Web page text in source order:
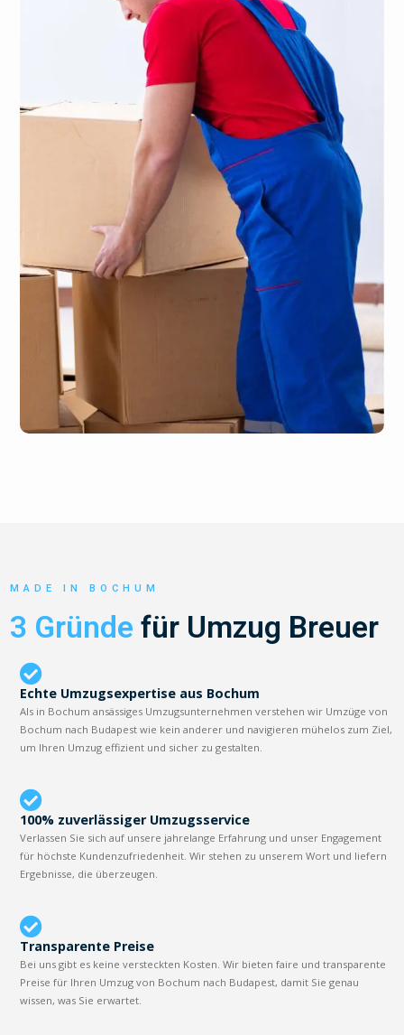
MADE IN BOCHUM
3 Gründe für Umzug Breuer
Echte Umzugsexpertise aus Bochum
Als in Bochum ansässiges Umzugsunternehmen verstehen wir Umzüge von
Bochum nach Budapest wie kein anderer und navigieren mühelos zum Ziel,
um Ihren Umzug effizient und sicher zu gestalten.
100% zuverlässiger Umzugsservice
Verlassen Sie sich auf unsere jahrelange Erfahrung und unser Engagement
für höchste Kundenzufriedenheit. Wir stehen zu unserem Wort und liefern
Ergebnisse, die überzeugen.
Transparente Preise
Bei uns gibt es keine versteckten Kosten. Wir bieten faire und transparente
Preise für Ihren Umzug von Bochum nach Budapest, damit Sie genau
wissen, was Sie erwartet.